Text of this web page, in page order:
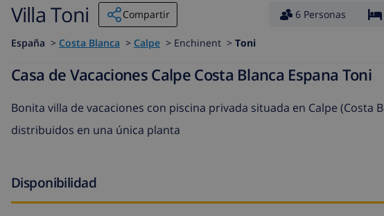
Villa Toni Compartir 6 Personas
España > Costa Blanca > Calpe > Enchinent > Toni
Casa de Vacaciones Calpe Costa Blanca Espana Toni
Bonita villa de vacaciones con piscina privada situada en Calpe
distribuidos en una única planta
Disponibilidad